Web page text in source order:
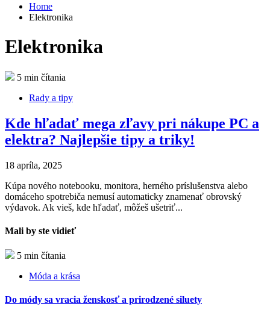
Home
Elektronika
Elektronika
5 min čítania
Rady a tipy
Kde hľadať mega zľavy pri nákupe PC a
elektra? Najlepšie tipy a triky!
18 apríla, 2025
Kúpa nového notebooku, monitora, herného príslušenstva alebo
domáceho spotrebiča nemusí automaticky znamenať obrovský
výdavok. Ak vieš, kde hľadať, môžeš ušetriť...
Mali by ste vidieť
5 min čítania
Móda a krása
Do módy sa vracia ženskosť a prirodzené siluety